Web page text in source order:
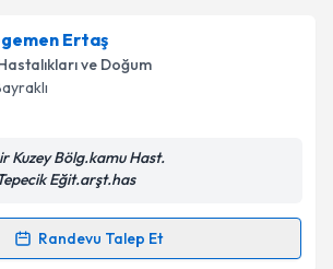
Atabayiçin randevu takvimi talebi
bu uzmandan randevu almanız için bir
e-posta ile bilgilendireceğiz.
işlenmesine ilişkin
okudum ve kişisel verilerimin belirtilen
Ertaş
ve Doğum
Kuzey Bölg.kamu Hast.
Eğit.arşt.has
Randevu Talep Et
Talebi